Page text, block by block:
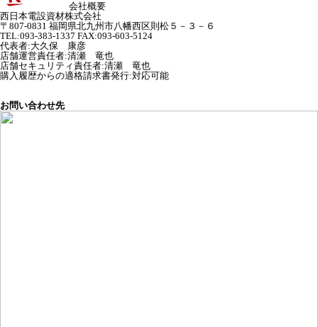
会社概要
西日本電設資材株式会社
〒807-0831 福岡県北九州市八幡西区則松５－３－６
TEL:093-383-1337 FAX:093-603-5124
代表者:大久保 康彦
店舗運営責任者:清瀬 竜也
店舗セキュリティ責任者:清瀬 竜也
購入履歴からの適格請求書発行:対応可能
お問い合わせ先